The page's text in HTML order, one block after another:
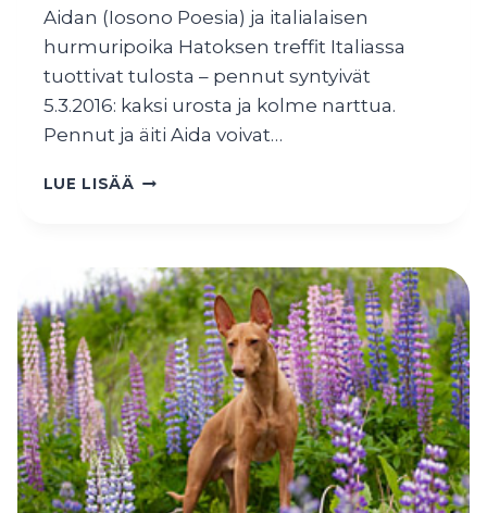
Aidan (Iosono Poesia) ja italialaisen
hurmuripoika Hatoksen treffit Italiassa
tuottivat tulosta – pennut syntyivät
5.3.2016: kaksi urosta ja kolme narttua.
Pennut ja äiti Aida voivat…
LUE LISÄÄ CIRNECOPENTUJA!